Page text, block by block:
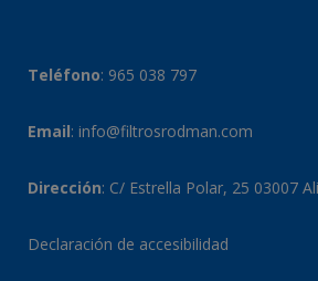
Teléfono: 965 038 797
Email: info@filtrosrodman.com
Dirección: C/ Estrella Polar, 25 03007
Declaración de accesibilidad